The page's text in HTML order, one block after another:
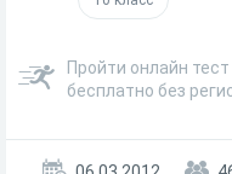
Пройти онлайн
бесплатно без